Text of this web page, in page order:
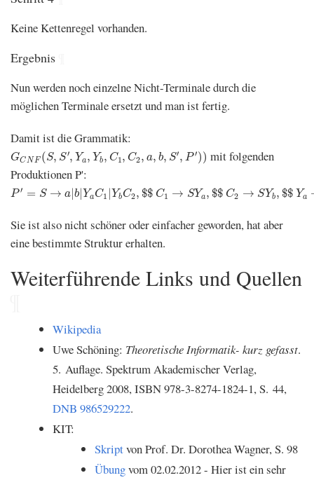
Keine Kettenregel vorhanden.
Ergebnis
Nun werden noch einzelne Nicht-Terminale durch die
möglichen Terminale ersetzt und man ist fertig.
Damit ist die Grammatik:
GCNF (S, S′, Ya, Yb, C1 , C2, a, b, S′, P ′))
GC (S, ′,Y a,Y b,C 1,C ,a ,P ))
mit folgenden
Produktionen P':
P ′ = S → a |b |YaC1 |YbC2, $$ C1 → SYa, $$ C2 → SYb, $$ Ya
P′= →a b| aC 1|YbC2,$ $ 1→S ,$ $ C →S Y $ Ya→a,$$
Sie ist also nicht schöner oder einfacher geworden, hat aber
eine bestimmte Struktur erhalten.
Weiterführende Links und Quellen
Wikipedia
Uwe Schöning: Theoretische Informatik- kurz gefasst.
5. Auflage. Spektrum Akademischer Verlag,
Heidelberg2008, ISBN 978-3-8274-1824-1, S. 44,
DNB 986529222.
KIT:
Skriptvon Prof. Dr. Dorothea Wagner, S. 98
Übungvom 02.02.2012 - Hier ist ein sehr